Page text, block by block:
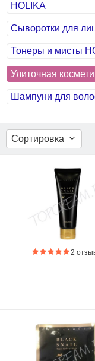
HOLIKA
Сыворотки для
Тонеры и мисты
Улиточная
Шампуни для
Сортировка
2